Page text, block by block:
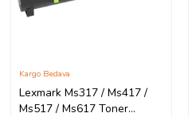
Lexmark Ms317 / Ms417 /
Ms517 / Ms617 Toner
Kargo Bedava